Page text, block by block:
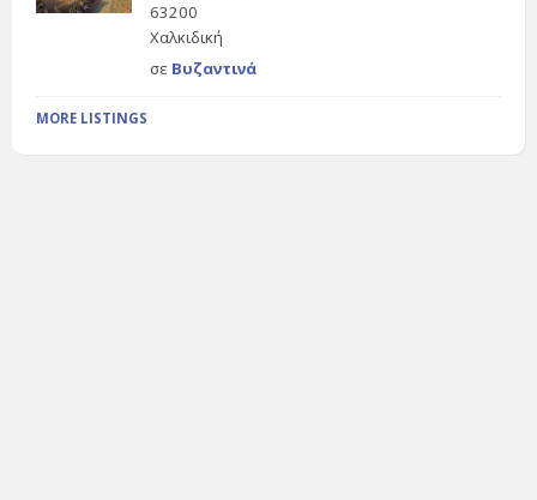
63200
Χαλκιδική
σε Βυζαντινά
MORE LISTINGS